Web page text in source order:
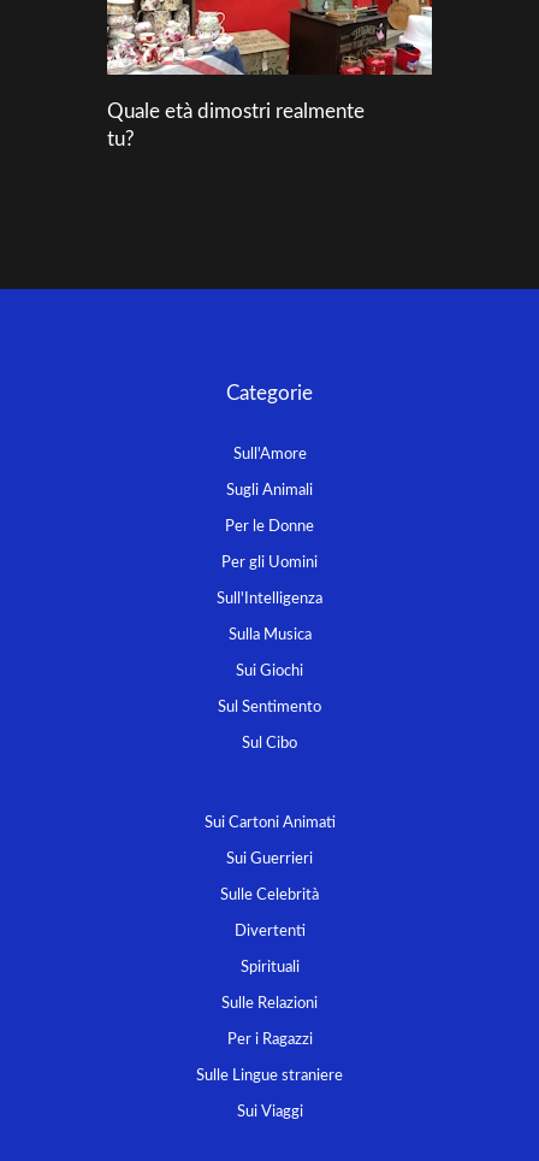
Quale età dimostri realmente
tu?
Categorie
Sull'Amore
Sugli Animali
Per le Donne
Per gli Uomini
Sull'Intelligenza
Sulla Musica
Sui Giochi
Sul Sentimento
Sul Cibo
Sui Cartoni Animati
Sui Guerrieri
Sulle Celebrità
Divertenti
Spirituali
Sulle Relazioni
Per i Ragazzi
Sulle Lingue straniere
Sui Viaggi